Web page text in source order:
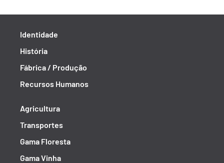
Identidade
História
Fábrica / Produção
Recursos Humanos
Agricultura
Transportes
Gama Floresta
Gama Vinha